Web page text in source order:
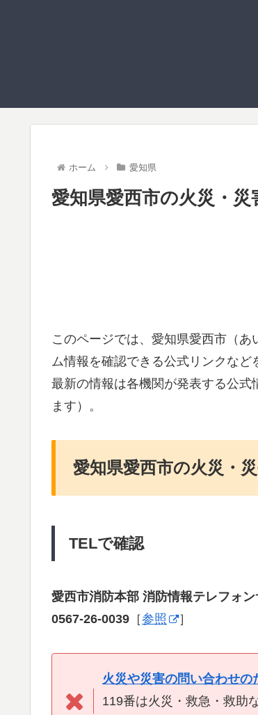
ホーム 愛知県
愛知県愛西市の火災・災
このページでは、愛知県愛西市（
ム情報を確認できる公式リンクなど
最新の情報は各機関が発表する公式
ます）。
愛知県愛西市の火災・
TELで確認
愛西市消防本部 消防情報テレフォン
0567-26-0039 ［参照 ］
火災や災害の問い合わせの
119番は火災・救急・救助